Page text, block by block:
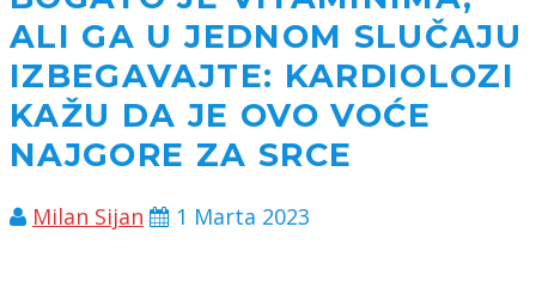
ALI GA U JEDNOM SLUČAJU
IZBEGAVAJTE: KARDIOLOZI
KAŽU DA JE OVO VOĆE
NAJGORE ZA SRCE
Milan Sijan 1 Marta 2023